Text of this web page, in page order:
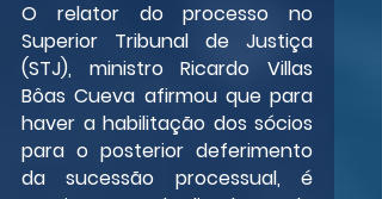
O relator do processo no
Superior Tribunal de Justiça
(STJ), ministro Ricardo Villas
Bôas Cueva afirmou que para
haver a habilitação dos sócios
para o posterior deferimento
da sucessão processual, é